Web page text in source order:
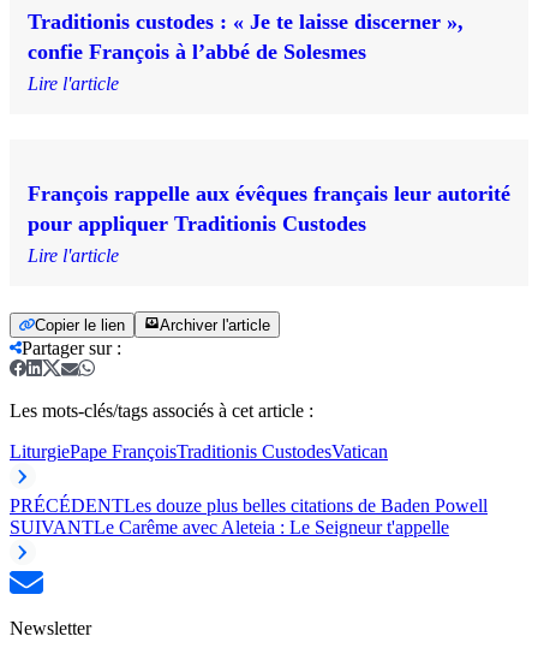
Traditionis custodes : « Je te laisse discerner »,
confie François à l’abbé de Solesmes
Lire l'article
François rappelle aux évêques français leur autorité
pour appliquer Traditionis Custodes
Lire l'article
Copier le lien Archiver l'article
Partager sur:
Les mots-clés/tags associés à cet article :
LiturgiePape FrançoisTraditionis CustodesVatican
PRÉCÉDENTLes douze plus belles citations de Baden Powell
SUIVANTLe Carême avec Aleteia : Le Seigneur t'appelle
Newsletter